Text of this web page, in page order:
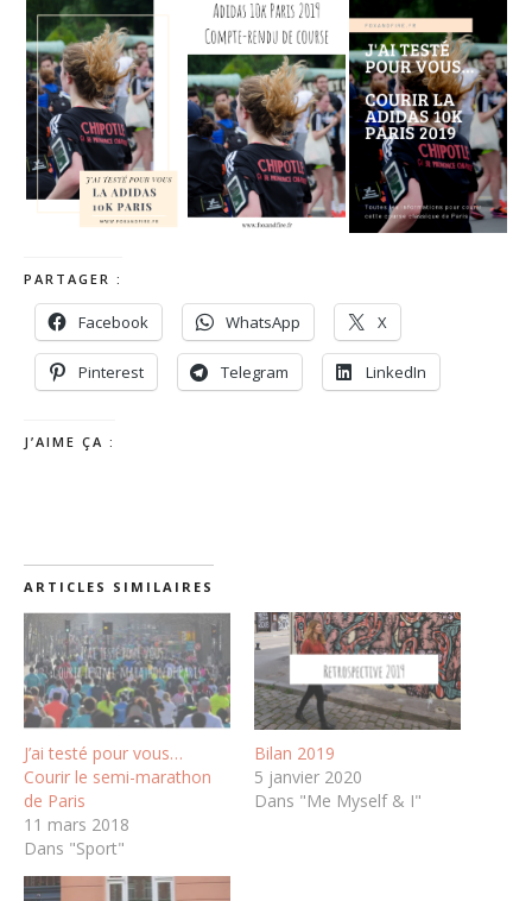
PARTAGER :
Facebook WhatsApp X
Pinterest Telegram LinkedIn
J’AIME ÇA :
ARTICLES SIMILAIRES
J’ai testé pour vous…
Courir le semi-marathon
de Paris
11 mars 2018
Dans "Sport"
Bilan 2019
5 janvier 2020
Dans "Me Myself & I"